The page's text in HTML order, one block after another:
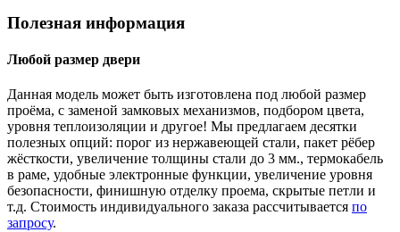
Полезная информация
Любой размер двери
Данная модель может быть изготовлена под любой размер
проёма, с заменой замковых механизмов, подбором цвета,
уровня теплоизоляции и другое! Мы предлагаем десятки
полезных опций: порог из нержавеющей стали, пакет рёбер
жёсткости, увеличение толщины стали до 3 мм., термокабель
в раме, удобные электронные функции, увеличение уровня
безопасности, финишную отделку проема, скрытые петли и
т.д. Стоимость индивидуального заказа рассчитывается по
запросу.